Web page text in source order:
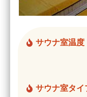
サウナ室温度
サウナ室タイ